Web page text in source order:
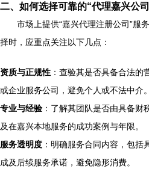
二、如何选择可靠的“代理嘉兴公
市场上提供“嘉兴代理注册公司”服
择时，应重点关注以下几点：
资质与正规性 ：查验其是否具备合法
或企业服务公司，避免个人或不法中介。
专业与经验 ：了解其团队是否由具备财
及在嘉兴本地服务的成功案例与年限。
服务透明度 ：明确服务合同内容，包
成及后续服务承诺，避免隐形消费。